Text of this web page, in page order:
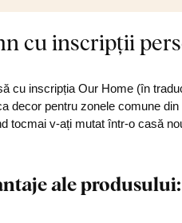
cu inscripții
cu inscripția Our Home (în
decor pentru zonele comune
tocmai v-ați mutat într-o casă
ale produsului: